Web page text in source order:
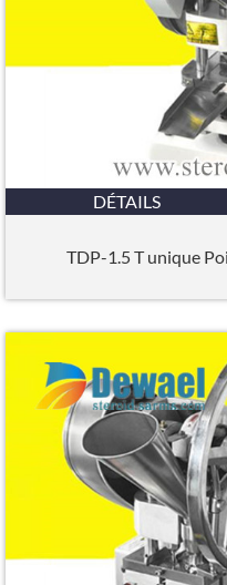
DÉTAILS
TDP-1.5 T unique